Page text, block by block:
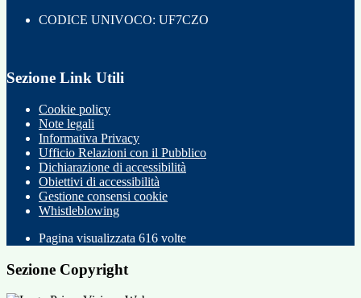
CODICE UNIVOCO: UF7CZO
Sezione Link Utili
Cookie policy
Note legali
Informativa Privacy
Ufficio Relazioni con il Pubblico
Dichiarazione di accessibilità
Obiettivi di accessibilità
Gestione consensi cookie
Whistleblowing
Pagina visualizzata 616 volte
Sezione Copyright